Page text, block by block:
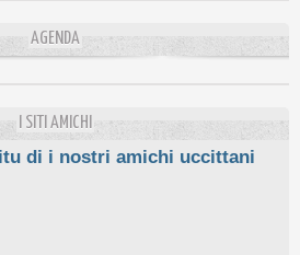
AGENDA
I SITI AMICHI
di i nostri amichi uccittani